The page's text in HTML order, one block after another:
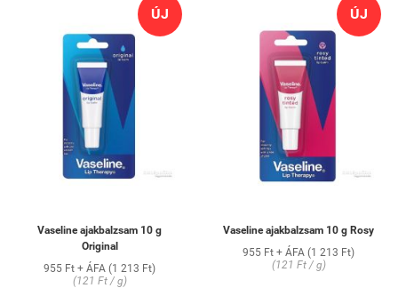
ÚJ
Vaseline ajakbalzsam 10 g
Original
955 Ft + ÁFA (1 213 Ft)
(121 Ft / g)
ÚJ
Vaseline ajakbalzsam 10 g Rosy
955 Ft + ÁFA (1 213 Ft)
(121 Ft / g)